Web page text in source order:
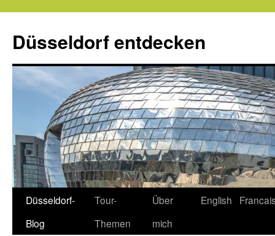
springen
Düsseldorf entdecken
Düsseldorf-
Blog
Tour-
Themen
Über
mich
English